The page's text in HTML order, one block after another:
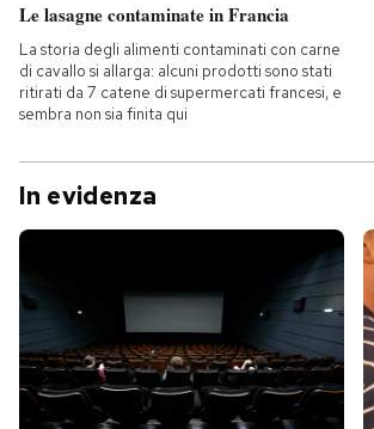
Le lasagne contaminate in Francia
La storia degli alimenti contaminati con carne
di cavallo si allarga: alcuni prodotti sono stati
ritirati da 7 catene di supermercati francesi, e
sembra non sia finita qui
In evidenza